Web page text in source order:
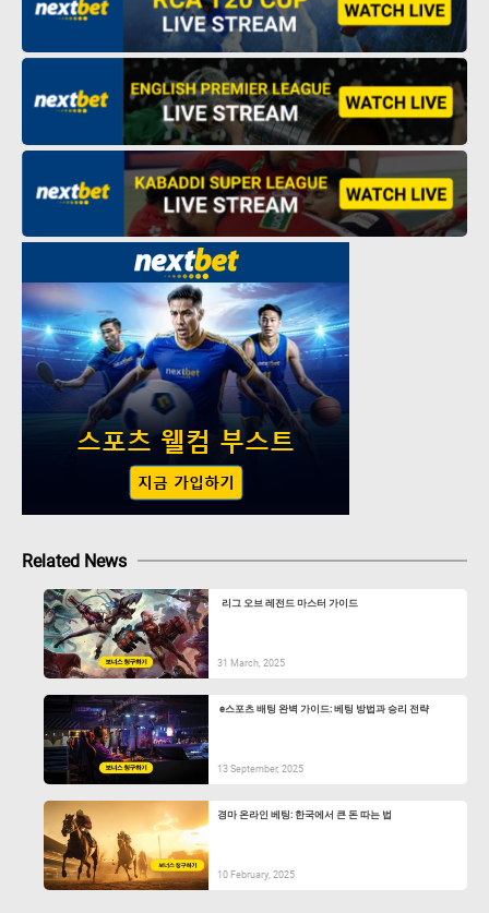
Related News
리그 오브 레전드 마스터 가이드
31 March, 2025
e스포츠 배팅 완벽 가이드: 베팅 방법과 승리 전략
13 September, 2025
경마 온라인 베팅: 한국에서 큰 돈 따는 법
10 February, 2025